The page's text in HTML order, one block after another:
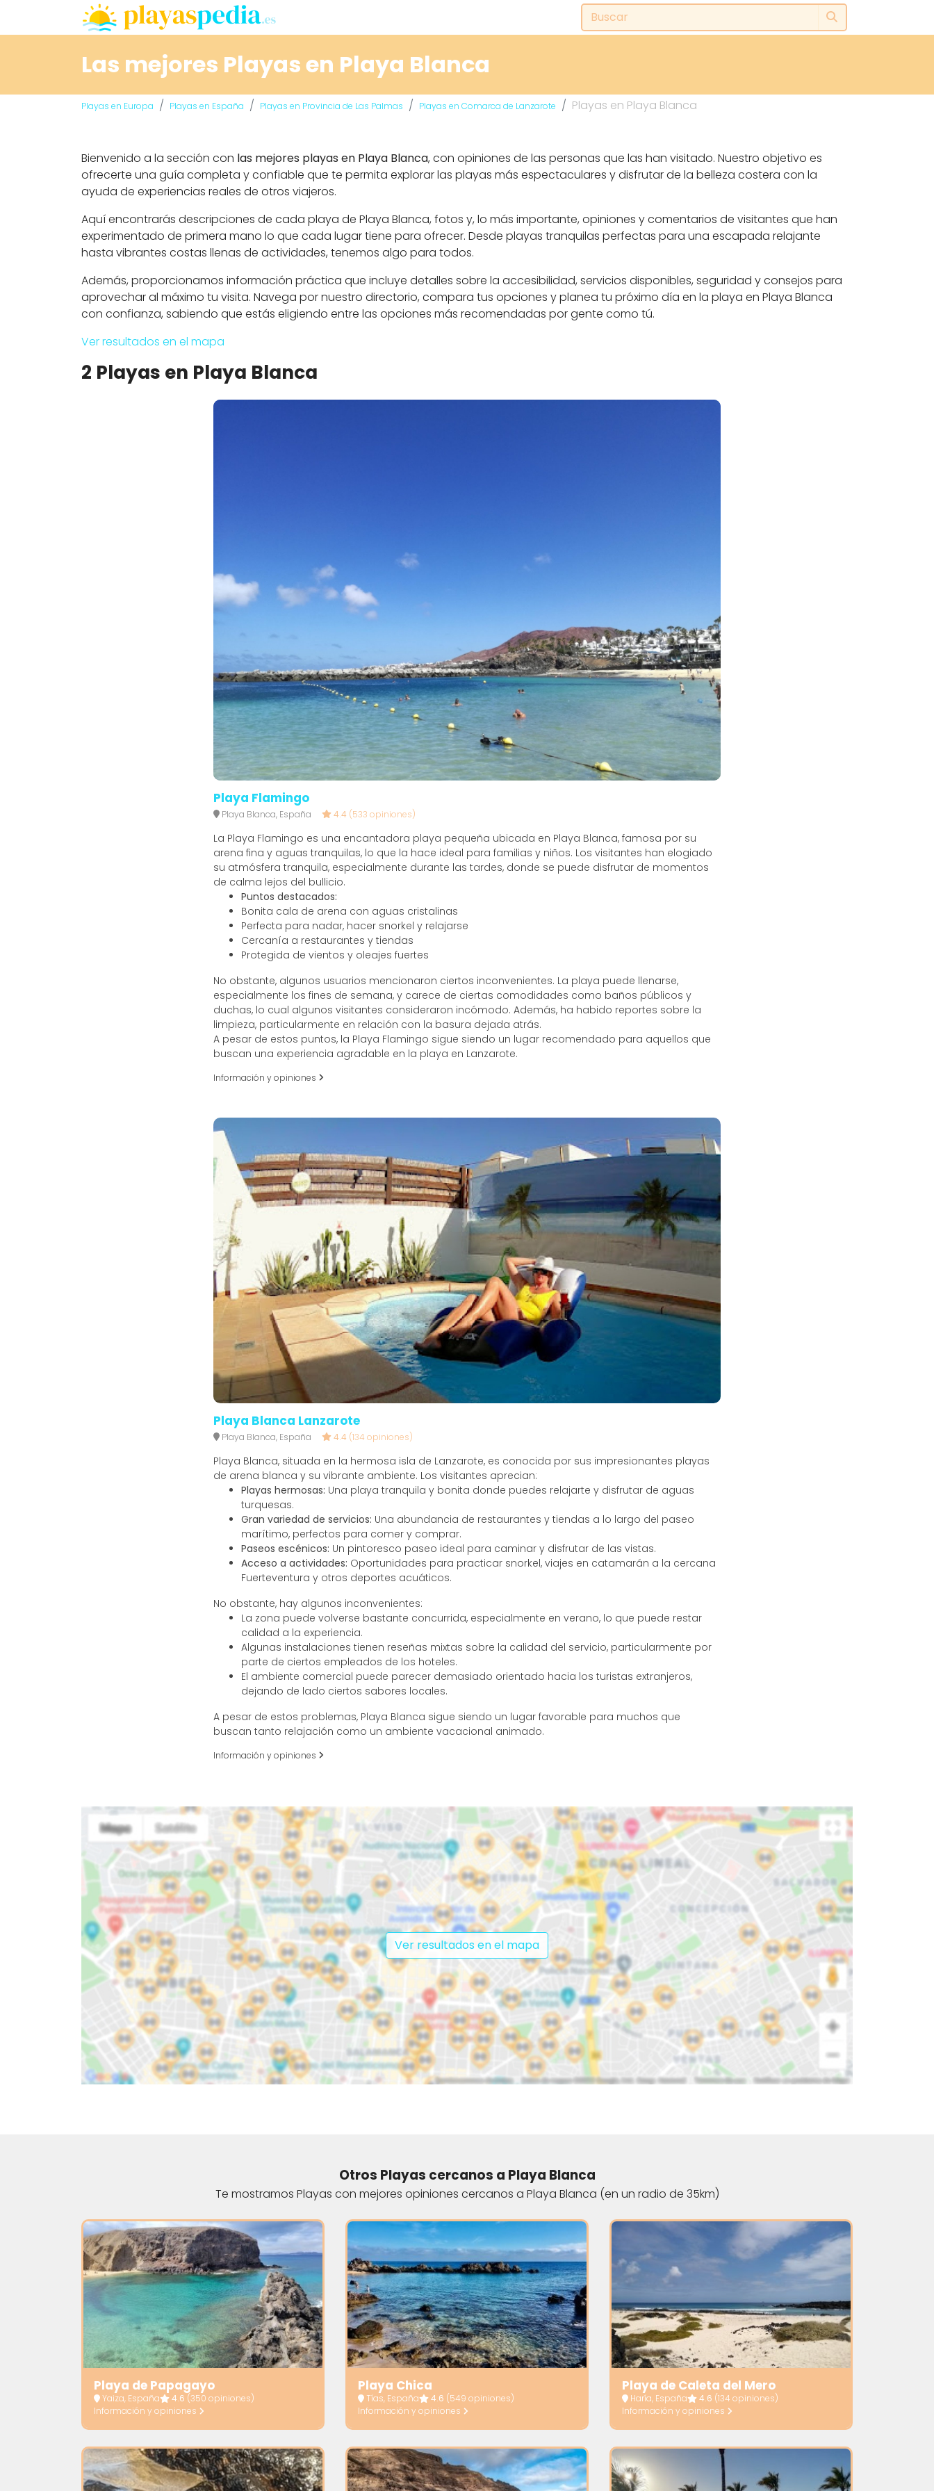
Las mejores Playas en Playa Blanca
Playas en Europa Playas en España Playas en Provincia de Las Palmas Playas en Comarca de Lanzarote Playas en Playa Blanca
Bienvenido a la sección con las mejores playas en Playa Blanca, con opiniones de las personas que las han visitado. Nuestro objetivo es
ofrecerte una guía completa y confiable que te permita explorar las playas más espectaculares y disfrutar de la belleza costera con la
ayuda de experiencias reales de otros viajeros.
Aquí encontrarás descripciones de cada playa de Playa Blanca, fotos y, lo más importante, opiniones y comentarios de visitantes que han
experimentado de primera mano lo que cada lugar tiene para ofrecer. Desde playas tranquilas perfectas para una escapada relajante
hasta vibrantes costas llenas de actividades, tenemos algo para todos.
Además, proporcionamos información práctica que incluye detalles sobre la accesibilidad, servicios disponibles, seguridad y consejos para
aprovechar al máximo tu visita. Navega por nuestro directorio, compara tus opciones y planea tu próximo día en la playa en Playa Blanca
con confianza, sabiendo que estás eligiendo entre las opciones más recomendadas por gente como tú.
Ver resultados en el mapa
2 Playas en Playa Blanca
Playa Flamingo
Playa Blanca, España 4.4 (533 opiniones)
La Playa Flamingo es una encantadora playa pequeña ubicada en Playa Blanca, famosa por su
arena fina y aguas tranquilas, lo que la hace ideal para familias y niños. Los visitantes han elogiado
su atmósfera tranquila, especialmente durante las tardes, donde se puede disfrutar de momentos
de calma lejos del bullicio.
Puntos destacados:
Bonita cala de arena con aguas cristalinas
Perfecta para nadar, hacer snorkel y relajarse
Cercanía a restaurantes y tiendas
Protegida de vientos y oleajes fuertes
No obstante, algunos usuarios mencionaron ciertos inconvenientes. La playa puede llenarse,
especialmente los fines de semana, y carece de ciertas comodidades como baños públicos y
duchas, lo cual algunos visitantes consideraron incómodo. Además, ha habido reportes sobre la
limpieza, particularmente en relación con la basura dejada atrás.
A pesar de estos puntos, la Playa Flamingo sigue siendo un lugar recomendado para aquellos que
buscan una experiencia agradable en la playa en Lanzarote.
Información y opiniones
Playa Blanca Lanzarote
Playa Blanca, España 4.4 (134 opiniones)
Playa Blanca, situada en la hermosa isla de Lanzarote, es conocida por sus impresionantes playas
de arena blanca y su vibrante ambiente. Los visitantes aprecian:
Playas hermosas: Una playa tranquila y bonita donde puedes relajarte y disfrutar de aguas
turquesas.
Gran variedad de servicios: Una abundancia de restaurantes y tiendas a lo largo del paseo
marítimo, perfectos para comer y comprar.
Paseos escénicos: Un pintoresco paseo ideal para caminar y disfrutar de las vistas.
Acceso a actividades: Oportunidades para practicar snorkel, viajes en catamarán a la cercana
Fuerteventura y otros deportes acuáticos.
No obstante, hay algunos inconvenientes:
La zona puede volverse bastante concurrida, especialmente en verano, lo que puede restar
calidad a la experiencia.
Algunas instalaciones tienen reseñas mixtas sobre la calidad del servicio, particularmente por
parte de ciertos empleados de los hoteles.
El ambiente comercial puede parecer demasiado orientado hacia los turistas extranjeros,
dejando de lado ciertos sabores locales.
A pesar de estos problemas, Playa Blanca sigue siendo un lugar favorable para muchos que
buscan tanto relajación como un ambiente vacacional animado.
Información y opiniones
Ver resultados en el mapa
Otros Playas cercanos a Playa Blanca
Te mostramos Playas con mejores opiniones cercanos a Playa Blanca (en un radio de 35km)
Playa de Papagayo
Yaiza, España 4.6 (350 opiniones)
Información y opiniones
Playa Chica
Tías, España 4.6 (549 opiniones)
Información y opiniones
Playa de Caleta del Mero
Haría, España 4.6 (134 opiniones)
Información y opiniones